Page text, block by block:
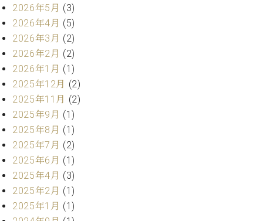
ジ
ョ
ン
C.BECHSTEIN
Digital(ベ
ヒ
シ
ュ
タ
イ
ン
デ
ジ
タ
ル)
展示
情報
【ユ
ーロ
ピア
ノ特
選中
古】
イ
ン
ト
情
報
八
子
2026年5月 (3)
2026年4月 (5)
2026年3月 (2)
2026年2月 (2)
2026年1月 (1)
2025年12月 (2)
2025年11月 (2)
2025年9月 (1)
2025年8月 (1)
2025年7月 (2)
2025年6月 (1)
2025年4月 (3)
2025年2月 (1)
2025年1月 (1)